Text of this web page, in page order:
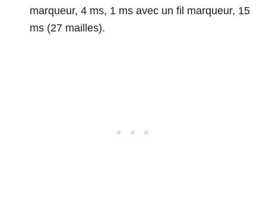
marqueur, 4 ms, 1 ms avec un fil marqueur, 15
ms (27 mailles).